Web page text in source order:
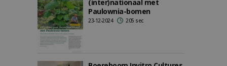
(inter)nationaal met
Paulownia-bomen
23-12-2024 205 sec